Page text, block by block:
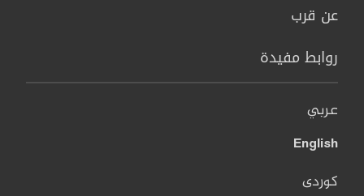
عن قرب
روابط مفيدة
عربي
English
کوردی